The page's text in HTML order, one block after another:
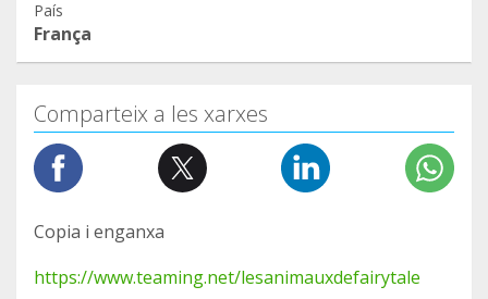
País
França
Comparteix a les xarxes
Copia i enganxa
https://www.teaming.net/lesanimauxdefairytale